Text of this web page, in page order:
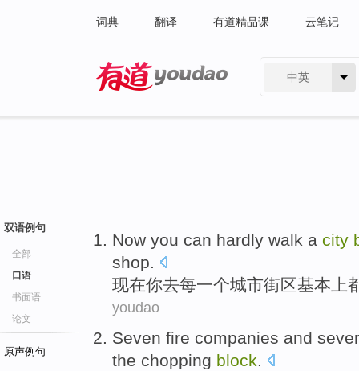
词典 翻译 有道精品课 云笔记
中英
双语例句
全部
口语
书面语
论文
原声例句
Now you can hardly walk a city
shop.
现在你去每一个城市街区基本上
youdao
Seven fire companies and
the chopping block.